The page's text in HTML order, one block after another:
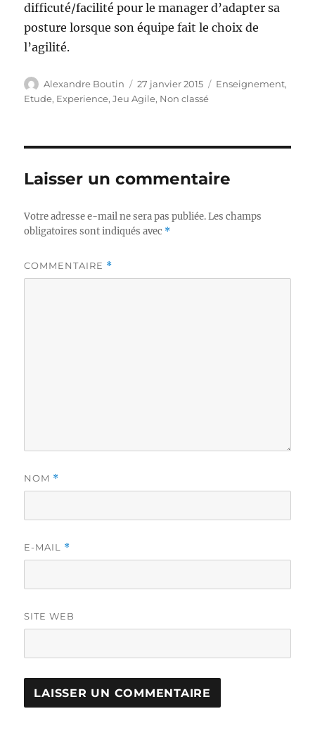
difficuté/facilité pour le manager d’adapter sa
posture lorsque son équipe fait le choix de
l’agilité.
Auteur
Alexandre Boutin
Publié
le
27 janvier 2015 Catégories
Enseignement,
Etude, Experience,Jeu Agile, Non classé
Laisser un commentaire
Votre adresse e-mail ne sera pas publiée. Les champs
obligatoires sont indiqués avec *
COMMENTAIRE *
NOM *
E-MAIL *
SITE WEB